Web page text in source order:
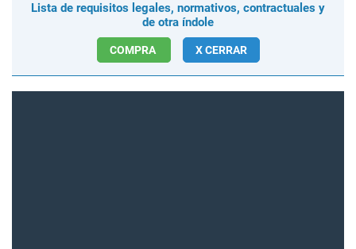
Lista de requisitos legales, normativos, contractuales y
de otra índole
COMPRA X CERRAR